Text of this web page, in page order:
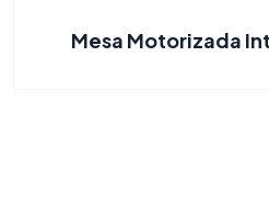
Mesa Motorizada